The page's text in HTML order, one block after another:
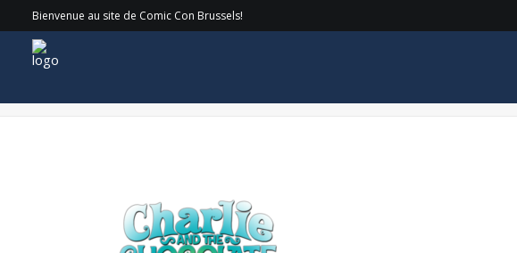
Bienvenue au site de Comic Con Brussels!
Charlie-and-the-chocolate-factory-logo